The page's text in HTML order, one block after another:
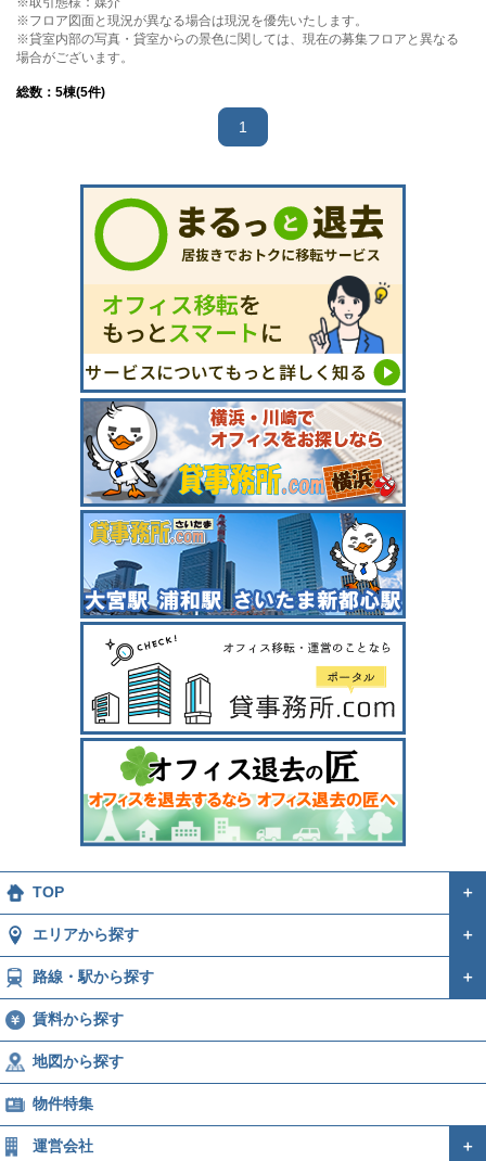
※フロア図面と現況が異なる場合は現況を優先いたします。
※貸室内部の写真・貸室からの景色に関しては、現在の募集フロアと異なる
場合がございます。
総数： 5棟(5件)
1
TOP ＋
エリアから探す ＋
路線・駅から探す ＋
賃料から探す
地図から探す
物件特集
運営会社 ＋